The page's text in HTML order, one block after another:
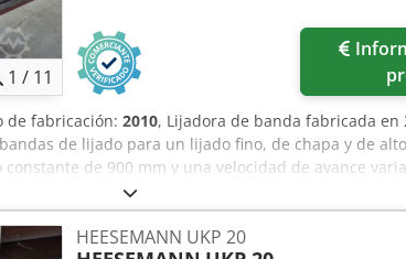
1 / 11
de fabricación: 2010, Lijadora de banda fabricada en
bandas de lijado para un lijado fino, de chapa y de
de 900 mm y una velocidad de avance
de alta calidad, considere la máquina WEBER
para más detalles sobre esta máquina.
soldado para 3 unidades de lijado • Altura de
HEESEMANN UKP 20